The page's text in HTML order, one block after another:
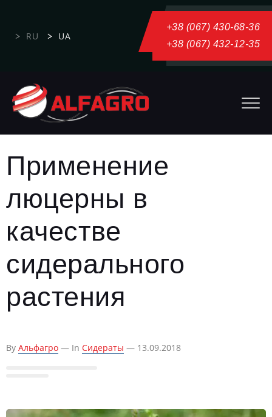
RU UA
+38 (067) 430-68-36
+38 (067) 432-12-35
Применение
люцерны в
качестве
сидерального
растения
By Альфагро — In Сидераты — 13.09.2018